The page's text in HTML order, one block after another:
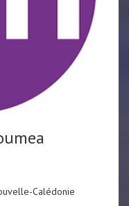
Calédonie